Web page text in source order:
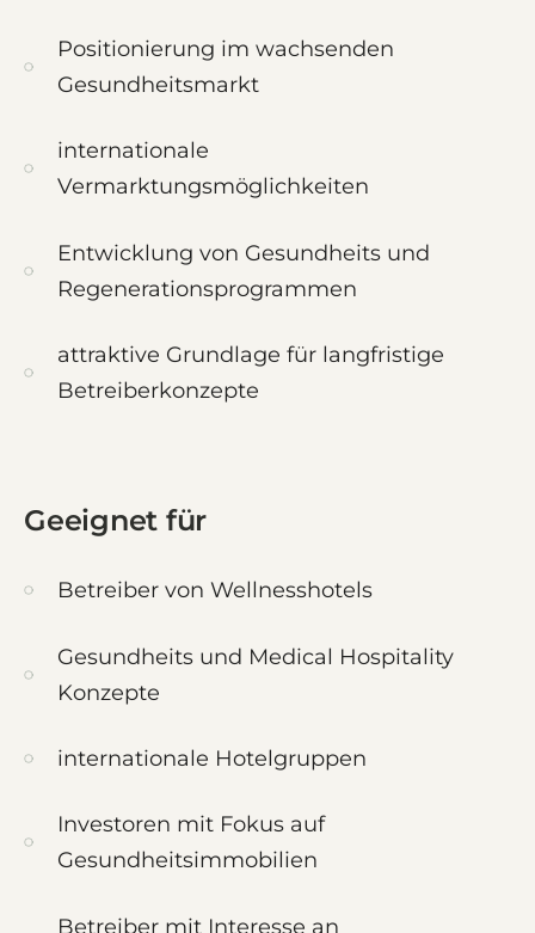
Positionierung im wachsenden
Gesundheitsmarkt
internationale
Vermarktungsmöglichkeiten
Entwicklung von Gesundheits und
Regenerationsprogrammen
attraktive Grundlage für langfristige
Betreiberkonzepte
Geeignet für
Betreiber von Wellnesshotels
Gesundheits und Medical Hospitality
Konzepte
internationale Hotelgruppen
Investoren mit Fokus auf
Gesundheitsimmobilien
Betreiber mit Interesse an